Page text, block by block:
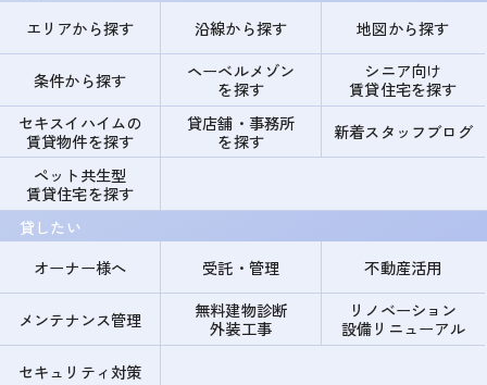
エリアから探す
沿線から探す 地図から探す
条件から探す
ヘーベルメゾン
を探す
シニア向け
賃貸住宅を探す
セキスイハイムの
賃貸物件を探す
貸店舗・事務所
を探す
新着スタッフブログ
ペット共生型
賃貸住宅を探す
貸したい
オーナー様へ
受託・管理 不動産活用
メンテナンス管理
無料建物診断
外装工事
リノベーション
設備リニューアル
セキュリティ対策